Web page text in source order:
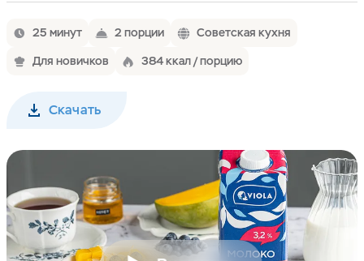
25 минут 2 порции
Советская кухня
Для новичков
384 ккал / порцию
Скачать